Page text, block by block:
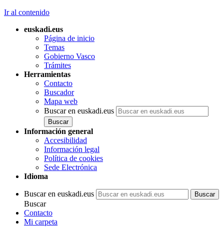
Ir al contenido
euskadi.eus
Página de inicio
Temas
Gobierno Vasco
Trámites
Herramientas
Contacto
Buscador
Mapa web
Buscar en euskadi.eus
Información general
Accesibilidad
Información legal
Política de cookies
Sede Electrónica
Idioma
Buscar en euskadi.eus
Buscar
Contacto
Mi carpeta